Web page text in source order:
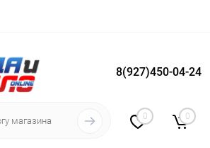
Вход Регистрация
8(927)450-04-24
0 0